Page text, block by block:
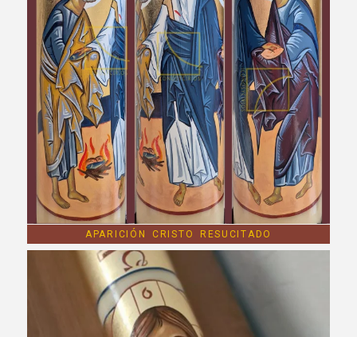
APARICIÓN CRISTO RESUCITADO